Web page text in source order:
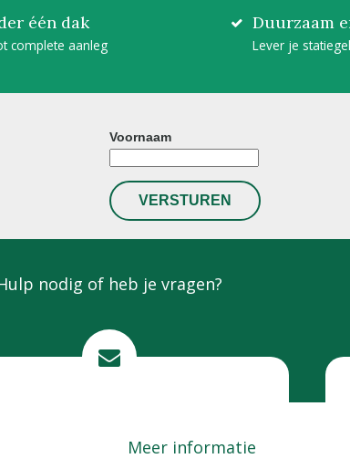
één dak
complete aanleg
Duurzaam
Lever je
Voornaam
nodig of heb je vragen?
info@lokkemientje.nlMeer informatie